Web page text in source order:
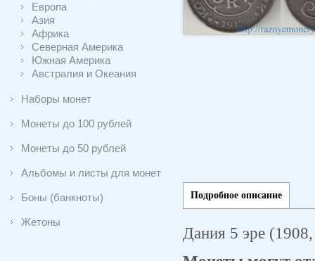
Европа
Азия
Африка
Северная Америка
Южная Америка
Австралия и Океания
Наборы монет
Монеты до 100 рублей
Монеты до 50 рублей
Альбомы и листы для монет
Боны (банкноты)
Жетоны
Подробное описание
Дания 5 эре